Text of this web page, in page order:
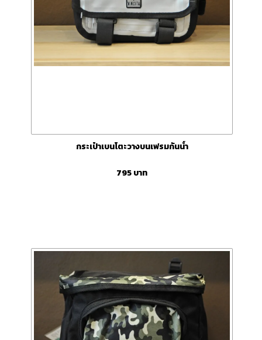
กระเป๋าเบนโตะวางบนเฟรมกันน้ำ
795บาท